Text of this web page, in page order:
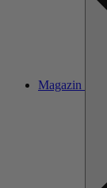
Magazin